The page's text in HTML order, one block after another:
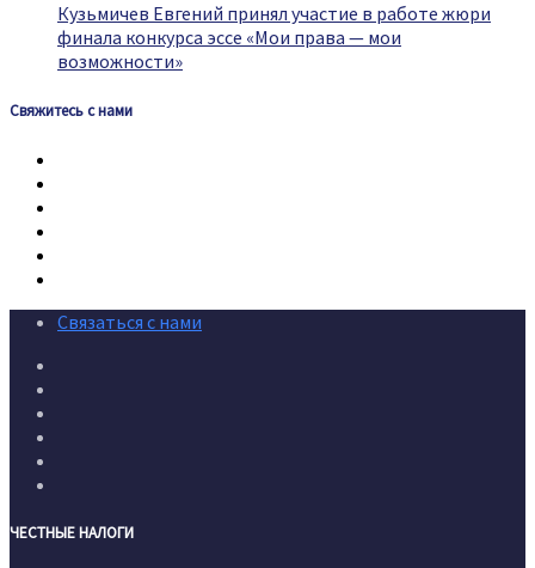
Кузьмичев Евгений принял участие в работе жюри
финала конкурса эссе «Мои права — мои
возможности»
Свяжитесь с нами
Связаться с нами
ЧЕСТНЫЕ НАЛОГИ